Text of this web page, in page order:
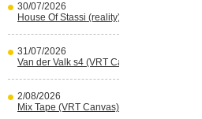
30/07/2026
House Of Stassi (reality) (Disney+)
31/07/2026
Van der Valk s4 (VRT Canvas)
2/08/2026
Mix Tape (VRT Canvas)